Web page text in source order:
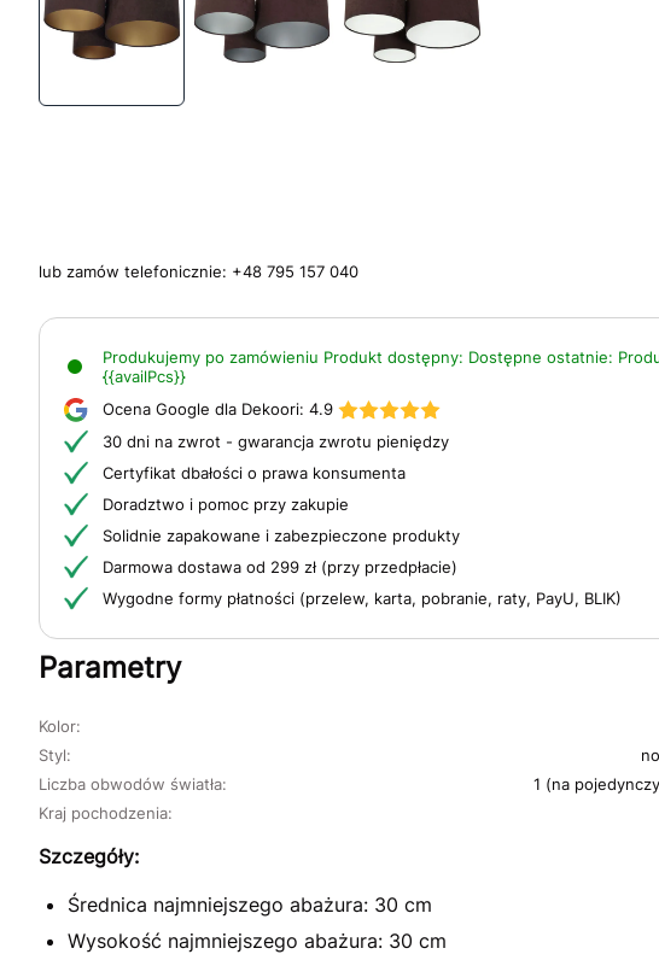
lub zamów telefonicznie: +48 795 157 040
Produkujemy po zamówieniu Produkt dostępny: Dostępne ostatnie:
{{availPcs}}
Ocena Google dla Dekoori: 4.9
30 dni na zwrot - gwarancja zwrotu pieniędzy
Certyfikat dbałości o prawa konsumenta
Doradztwo i pomoc przy zakupie
Solidnie zapakowane i zabezpieczone produkty
Darmowa dostawa od 299 zł (przy przedpłacie)
Wygodne formy płatności (przelew, karta, pobranie, raty, PayU, BLIK)
Parametry
Kolor:
Styl:
Kraj pochodzenia:
Liczba obwodów światła: 1 (na
Szczegóły:
Średnica najmniejszego abażura: 30 cm
Wysokość najmniejszego abażura: 30 cm